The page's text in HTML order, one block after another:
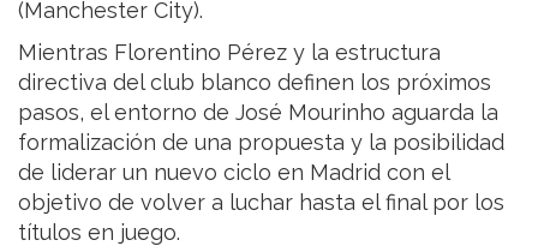
(Manchester City).
Mientras Florentino Pérez y la estructura
directiva del club blanco definen los próximos
pasos, el entorno de José Mourinho aguarda la
formalización de una propuesta y la posibilidad
de liderar un nuevo ciclo en Madrid con el
objetivo de volver a luchar hasta el final por los
títulos en juego.